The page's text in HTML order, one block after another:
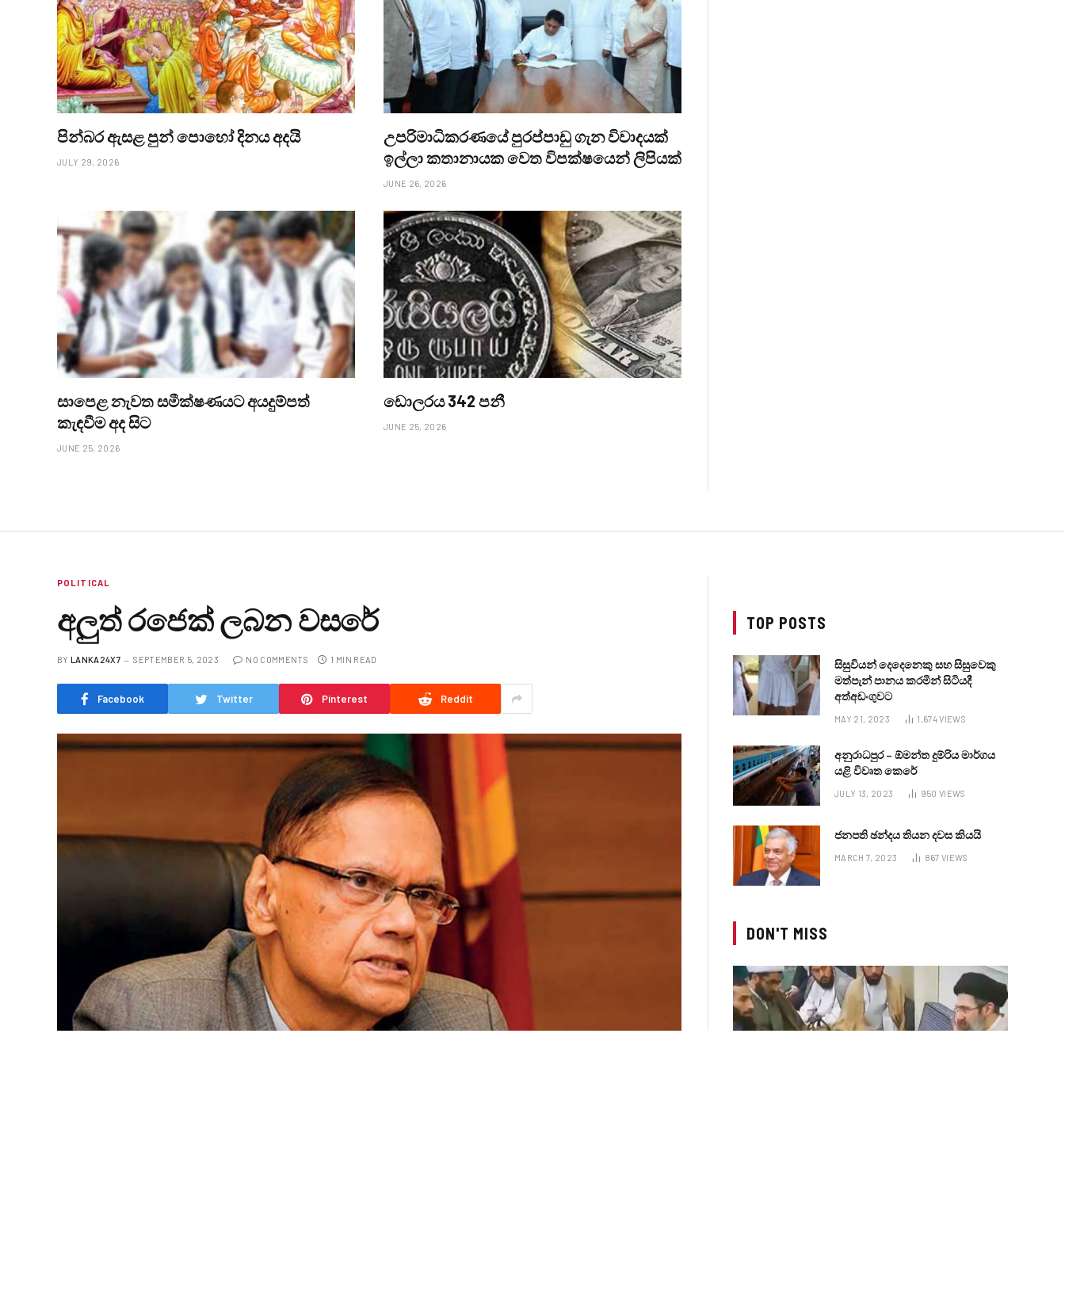
පින්බර ඇසළ පුන් පොහෝ දිනය අදයි
JULY 29, 2026
උපරිමාධිකරණයේ පුරප්පාඩු ගැන විවාදයක්
ඉල්ලා කතානායක වෙත විපක්ෂයෙන් ලිපියක්
JUNE 26, 2026
සාපෙළ නැවත සමීක්ෂණයට අයදුම්පත්
කැඳවීම අද සිට
JUNE 25, 2026
ඩොලරය 342 පනී
JUNE 25, 2026
POLITICAL
අලුත් රජෙක් ලබන වසරේ
BY LANKA24X7 SEPTEMBER 5, 2023 NO COMMENTS 1 MIN READ
Facebook Twitter Pinterest Reddit
TOP POSTS
සිසුවියන් දෙදෙනෙකු සහ සිසුවෙකු
මත්පැන් පානය කරමින් සිටියදී
අත්අඩංගුවට
MAY 21, 2023 1,674VIEWS
අනුරාධපුර – ඕමන්ත දුම්රිය මාර්ගය
යළි විවෘත කෙරේ
JULY 13, 2023 950 VIEWS
ජනපති ඡන්දය තියන දවස කියයි
MARCH 7, 2023 867 VIEWS
DON'T MISS